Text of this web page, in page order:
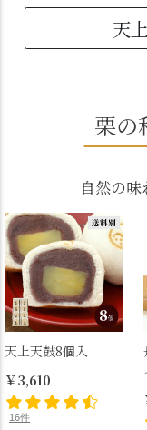
天
栗の
自然の
天上天鼓8個入
￥3,610
16件